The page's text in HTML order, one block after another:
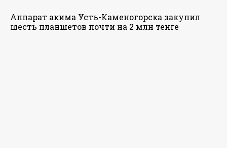
Аппарат акима Усть-Каменогорска закупил
шесть планшетов почти на 2 млн тенге